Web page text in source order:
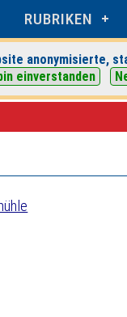
RUBRIKEN
anonymisierte,
einverstanden
>Kabarett Leipziger